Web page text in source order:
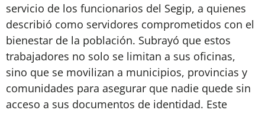
servicio de los funcionarios del Segip, a quienes
describió como servidores comprometidos con el
bienestar de la población. Subrayó que estos
trabajadores no solo se limitan a sus oficinas,
sino que se movilizan a municipios, provincias y
comunidades para asegurar que nadie quede sin
acceso a sus documentos de identidad. Este